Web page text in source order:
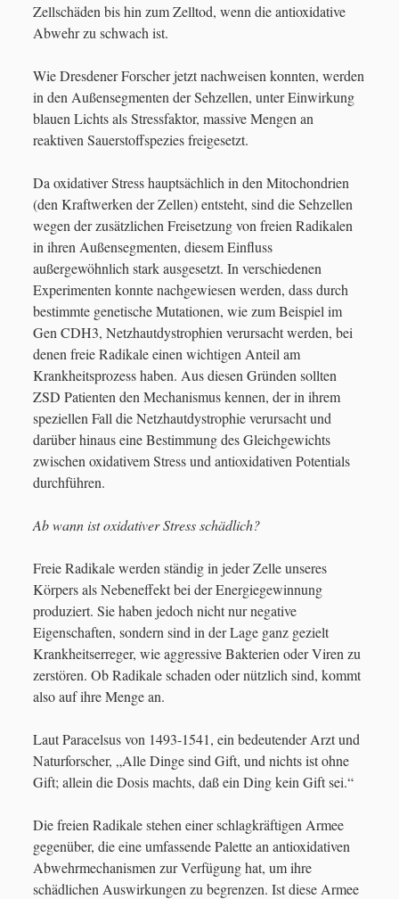
Zellschäden bis hin zum Zelltod, wenn die antioxidative
Abwehr zu schwach ist.
Wie Dresdener Forscher jetzt nachweisen konnten, werden
in den Außensegmenten der Sehzellen, unter Einwirkung
blauen Lichts als Stressfaktor, massive Mengen an
reaktiven Sauerstoffspezies freigesetzt.
Da oxidativer Stress hauptsächlich in den Mitochondrien
(den Kraftwerken der Zellen) entsteht, sind die Sehzellen
wegen der zusätzlichen Freisetzung von freien Radikalen
in ihren Außensegmenten, diesem Einfluss
außergewöhnlich stark ausgesetzt. In verschiedenen
Experimenten konnte nachgewiesen werden, dass durch
bestimmte genetische Mutationen, wie zum Beispiel im
Gen CDH3, Netzhautdystrophien verursacht werden, bei
denen freie Radikale einen wichtigen Anteil am
Krankheitsprozess haben. Aus diesen Gründen sollten
ZSD Patienten den Mechanismus kennen, der in ihrem
speziellen Fall die Netzhautdystrophie verursacht und
darüber hinaus eine Bestimmung des Gleichgewichts
zwischen oxidativem Stress und antioxidativen Potentials
durchführen.
Ab wann ist oxidativer Stress schädlich?
Freie Radikale werden ständig in jeder Zelle unseres
Körpers als Nebeneffekt bei der Energiegewinnung
produziert. Sie haben jedoch nicht nur negative
Eigenschaften, sondern sind in der Lage ganz gezielt
Krankheitserreger, wie aggressive Bakterien oder Viren zu
zerstören. Ob Radikale schaden oder nützlich sind, kommt
also auf ihre Menge an.
Laut Paracelsus von 1493-1541, ein bedeutender Arzt und
Naturforscher, „Alle Dinge sind Gift, und nichts ist ohne
Gift; allein die Dosis machts, daß ein Ding kein Gift sei.“
Die freien Radikale stehen einer schlagkräftigen Armee
gegenüber, die eine umfassende Palette an antioxidativen
Abwehrmechanismen zur Verfügung hat, um ihre
schädlichen Auswirkungen zu begrenzen. Ist diese Armee